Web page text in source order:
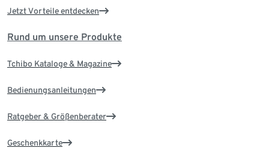
Jetzt Vorteile entdecken
Rund um unsere Produkte
Tchibo Kataloge & Magazine
Bedienungsanleitungen
Ratgeber & Größenberater
Geschenkkarte